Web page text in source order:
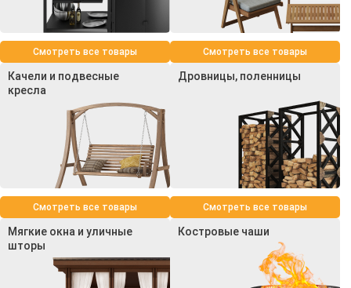
Смотреть все товары Смотреть все товары
Качели и подвесные
кресла
Смотреть все товары
Дровницы, поленницы
Смотреть все товары
Мягкие окна и уличные
шторы
Костровые чаши